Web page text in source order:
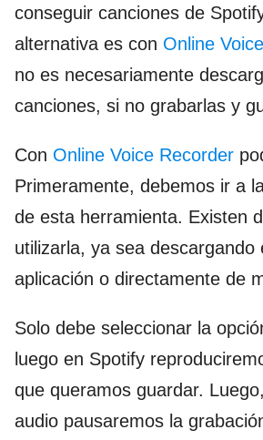
conseguir canciones de
alternativa es con Online
no es necesariamente
canciones, si no grabarlas y
Con Online Voice Recorder
Primeramente, debemos ir a
de esta herramienta. Existen
utilizarla, ya sea descargando
aplicación o directamente de
Solo debe seleccionar la
luego en Spotify
que queramos guardar.
audio pausaremos la